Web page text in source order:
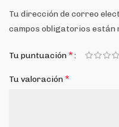
Tu dirección de correo
campos obligatorios están
Tu puntuación*
Tu valoración*